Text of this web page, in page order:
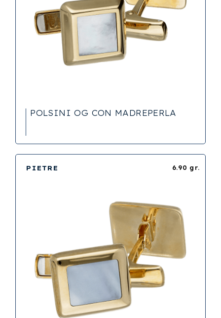
POLSINI OG CON MADREPERLA
6.90 gr.
PIETRE